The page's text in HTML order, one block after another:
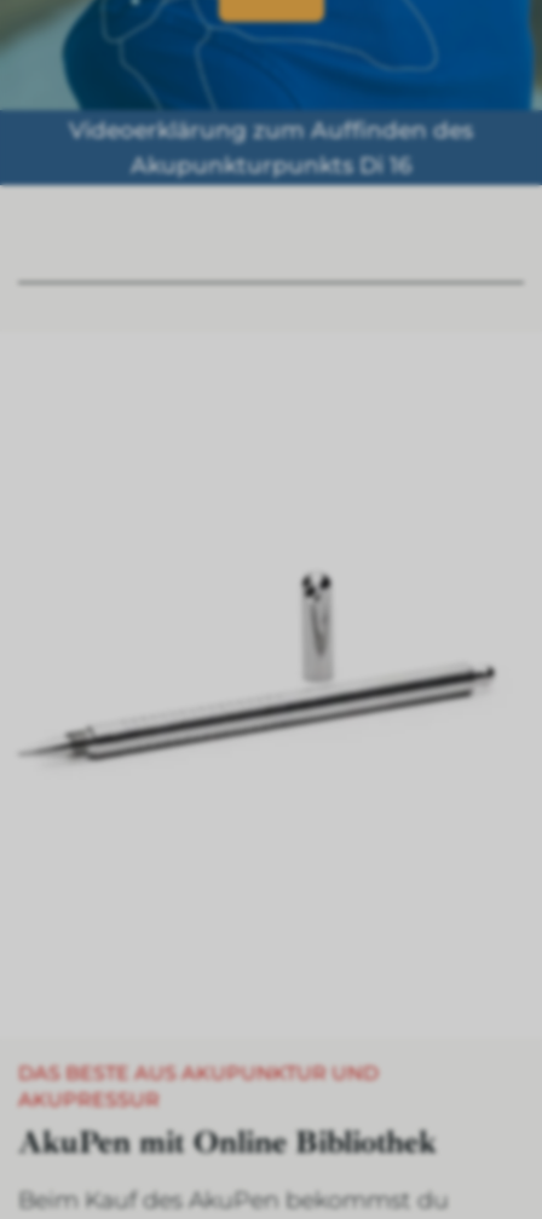
Videoerklärung zum Auffinden des
Akupunkturpunkts Di 16
DAS BESTE AUS AKUPUNKTUR UND
AKUPRESSUR
AkuPen mit Online Bibliothek
Beim Kauf des AkuPen bekommst du